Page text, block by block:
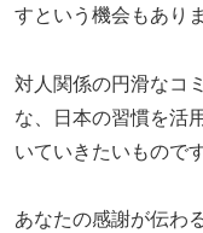
すという機会もあり
対人関係の円滑なコ
な、日本の習慣を活
いていきたいもので
あなたの感謝が伝わ